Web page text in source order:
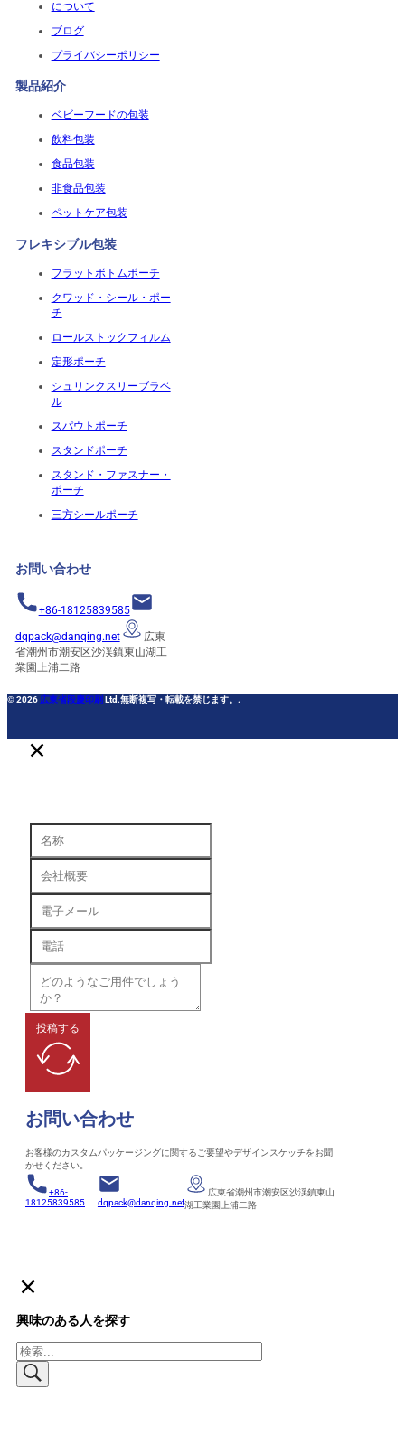
について
ブログ
プライバシーポリシー
製品紹介
ベビーフードの包装
飲料包装
食品包装
非食品包装
ペットケア包装
フレキシブル包装
フラットボトムポーチ
クワッド・シール・ポー
チ
ロールストックフィルム
定形ポーチ
シュリンクスリーブラベ
ル
スパウトポーチ
スタンドポーチ
スタンド・ファスナー・
ポーチ
三方シールポーチ
お問い合わせ
+86-18125839585
dqpack@danqing.net
広東
省潮州市潮安区沙渓鎮東山湖工
業園上浦二路
© 2026 広東省段慶印刷 Ltd.無断複写・転載を禁じます。.
投稿する
お問い合わせ
お客様のカスタムパッケージングに関するご要望やデザインスケッチをお聞
かせください。
+86-
18125839585
dqpack@danqing.net
広東省潮州市潮安区沙渓鎮東山
湖工業園上浦二路
興味のある人を探す
検
索